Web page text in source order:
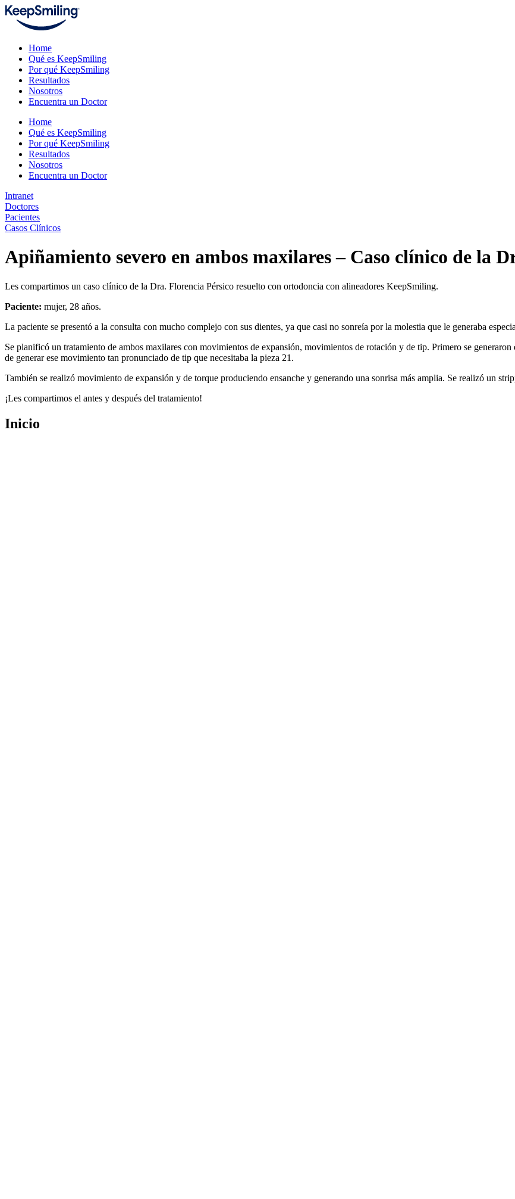
Home
Qué es KeepSmiling
Por qué KeepSmiling
Resultados
Nosotros
Encuentra un Doctor
Home
Qué es KeepSmiling
Por qué KeepSmiling
Resultados
Nosotros
Encuentra un Doctor
Intranet
Doctores
Pacientes
Casos Clínicos
Apiñamiento severo en ambos maxilares – Caso clínico de la
Les compartimos un caso clínico de la Dra. Florencia Pérsico resuelto con ortodoncia con alineadores KeepSmiling.
Paciente: mujer, 28 años.
La paciente se presentó a la consulta con mucho complejo con sus dientes, ya que casi no sonreía por la molestia que le generaba
Se planificó un tratamiento de ambos maxilares con movimientos de expansión, movimientos de rotación y de tip. Primero se
de generar ese movimiento tan pronunciado de tip que necesitaba la pieza 21.
También se realizó movimiento de expansión y de torque produciendo ensanche y generando una sonrisa más amplia. Se realizó un
¡Les compartimos el antes y después del tratamiento!
Inicio